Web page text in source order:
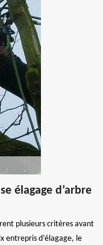
élagage d’arbre
plusieurs critères avant
entrepris d’élagage, le